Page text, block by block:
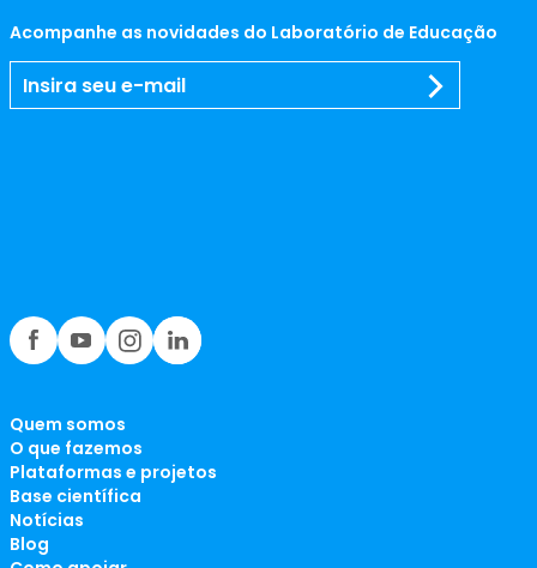
Acompanhe as novidades do Laboratório de Educação
Quem somos
O que fazemos
Plataformas e projetos
Base científica
Notícias
Blog